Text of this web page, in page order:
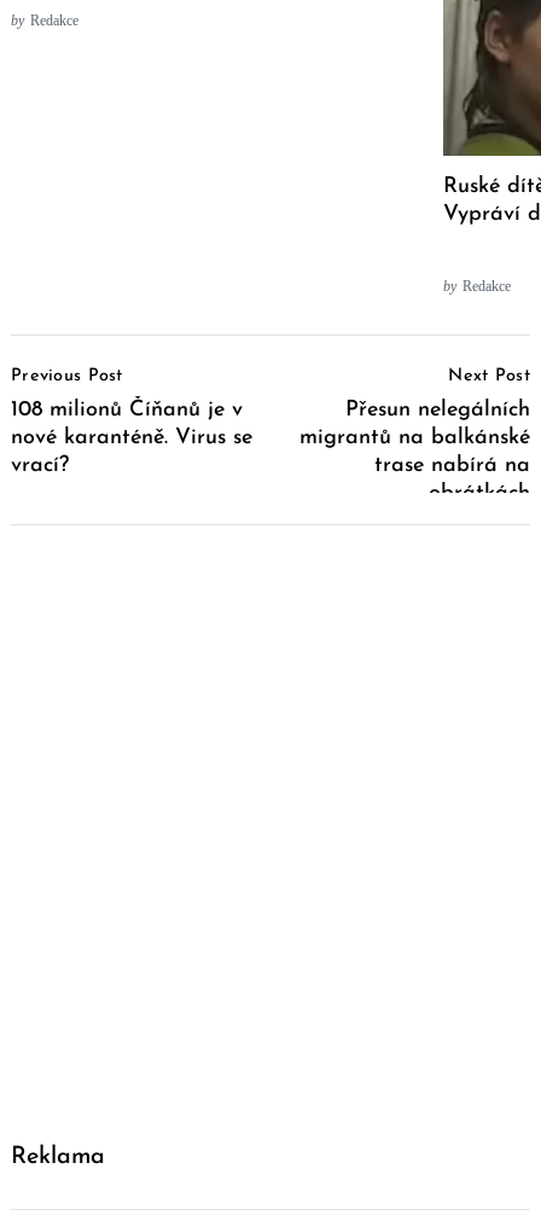
by Redakce
Ruské
Vypráví
by Redakce
Navigation
Previous Post
108 milionů Číňanů je v
nové karanténě. Virus se
vrací?
Next Post
Přesun nelegálních
migrantů na balkánské
trase nabírá na
obrátkách
Reklama